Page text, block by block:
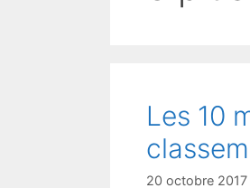
Les 10
20 octobre 2017